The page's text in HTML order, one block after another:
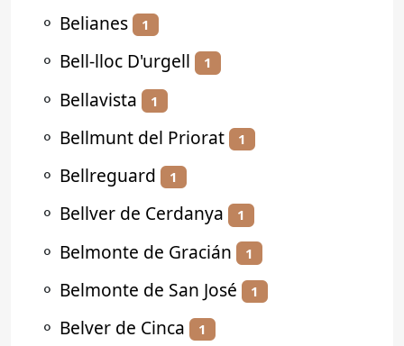
⚬ Belianes 1
⚬ Bell-lloc D'urgell 1
⚬ Bellavista 1
⚬ Bellmunt del Priorat 1
⚬ Bellreguard 1
⚬ Bellver de Cerdanya 1
⚬ Belmonte de Gracián 1
⚬ Belmonte de San José 1
⚬ Belver de Cinca 1